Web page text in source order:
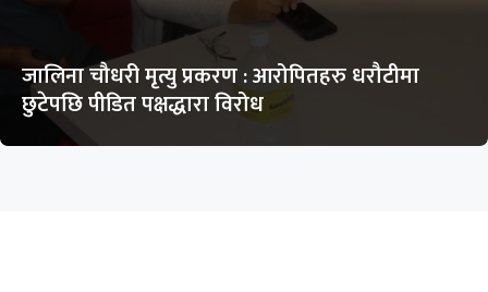
जालिना चौधरी मृत्यु प्रकरण : आरोपितहरु धरौटीमा
छुटेपछि पीडित पक्षद्धारा विरोध